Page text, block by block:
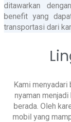
ditawarkan
benefit yang
transportasi dari
Kami menyadari
nyaman
berada. Oleh
mobil yang